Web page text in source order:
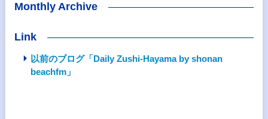
Monthly Archive
Link
以前のブログ「Daily Zushi-Hayama by shonan
beachfm」